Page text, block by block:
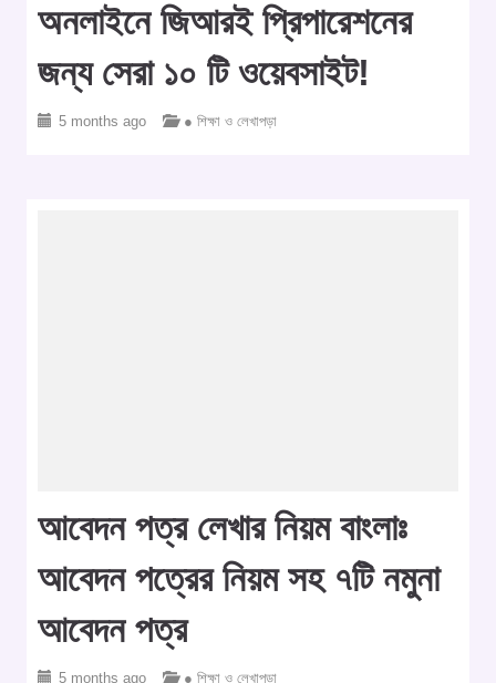
অনলাইনে জিআরই প্রিপারেশনের
জন্য সেরা ১০ টি ওয়েবসাইট!
5 months ago ● শিক্ষা ও লেখাপড়া
আবেদন পত্র লেখার নিয়ম বাংলাঃ
আবেদন পত্রের নিয়ম সহ ৭টি নমুনা
আবেদন পত্র
5 months ago ● শিক্ষা ও লেখাপড়া